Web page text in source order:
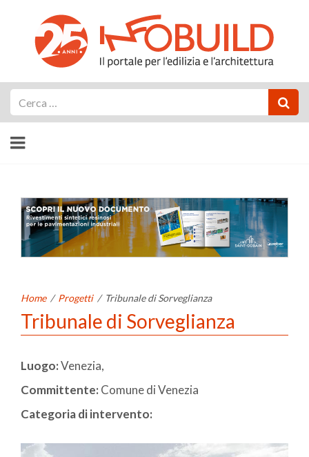
Home / Progetti / Tribunale di Sorveglianza
Tribunale di Sorveglianza
Luogo:Venezia,
Committente: Comune di Venezia
Categoria di intervento: